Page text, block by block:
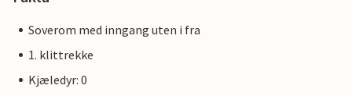
Soverom med inngang uten i fra
1. klittrekke
Kjæledyr: 0